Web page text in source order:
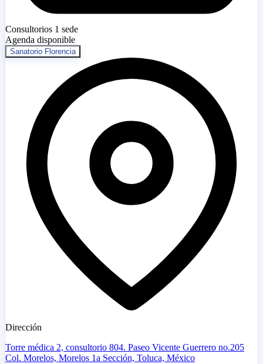
Consultorios 1 sede
Agenda disponible
Sanatorio Florencia
Dirección
Torre médica 2, consultorio 804. Paseo Vicente Guerrero no.205
Col. Morelos, Morelos 1a Sección, Toluca, México